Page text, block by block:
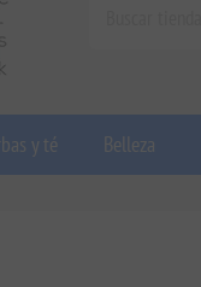
y té Belleza